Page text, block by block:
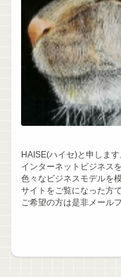
HAISE(ハイセ)と申します
インターネットビジネス
色々なビジネスモデルを
サイトをご覧になった方
ご希望の方は是非メール